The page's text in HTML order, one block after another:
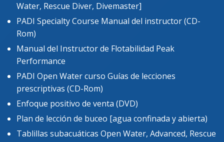
Water, Rescue Diver, Divemaster]
PADI Specialty Course Manual del instructor (CD-
Rom)
Manual del Instructor de Flotabilidad Peak
Performance
PADI Open Water curso Guías de lecciones
prescriptivas (CD-Rom)
Enfoque positivo de venta (DVD)
Plan de lección de buceo [agua confinada y abierta)
Tablillas subacuáticas Open Water, Advanced, Rescue